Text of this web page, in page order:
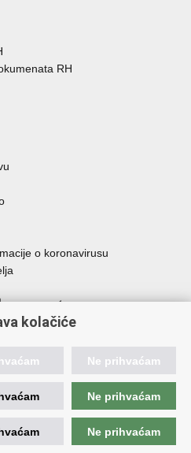
RH
o koronavirusu
sustava
organiziranog kriminaliteta
kolačiće
Ne prihvaćam
Ne prihvaćam
Ne prihvaćam